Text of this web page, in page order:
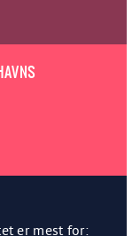
er mest for: